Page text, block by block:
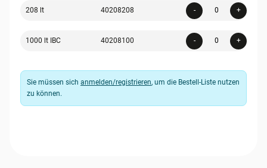
208 lt 40208208 - +
1000 lt IBC 40208100 - +
Sie müssen sich anmelden/registrieren, um die Bestell-Liste nutzen
zu können.